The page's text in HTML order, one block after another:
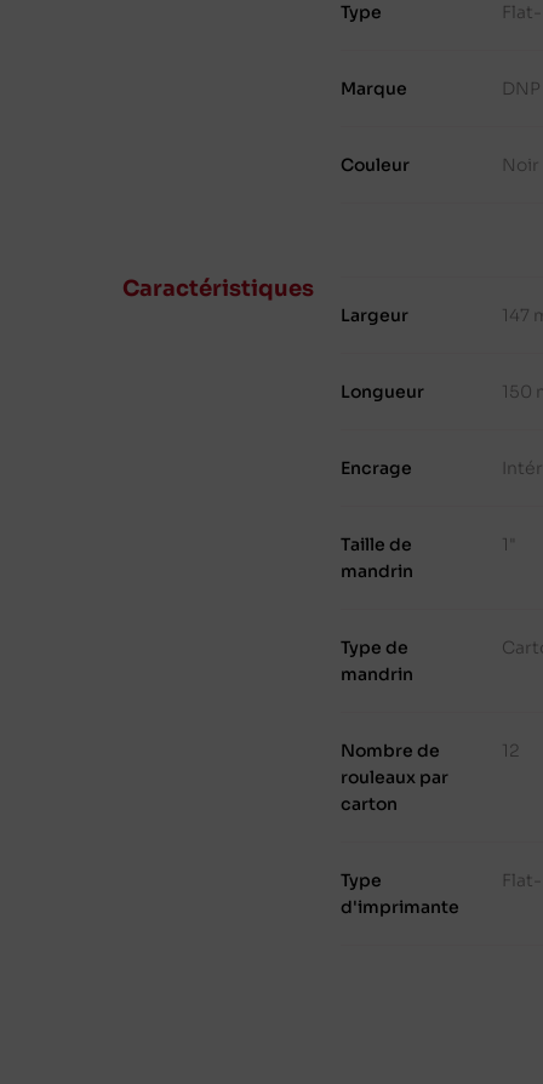
Type
Marque DNP
Couleur Noir
Caractéristiques
Largeur 147
Longueur 150
Encrage
Taille de
mandrin
1"
Type de
mandrin
Nombre de
rouleaux par
carton
12
Type
d'imprimante